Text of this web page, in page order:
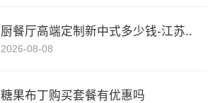
厨餐厅高端定制新中式多少钱-江苏..
2026-08-08
糖果布丁购买套餐有优惠吗